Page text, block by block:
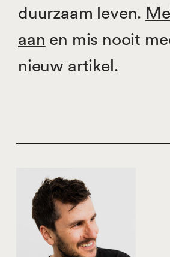
duurzaam leven.
aan en mis nooit
nieuw artikel.